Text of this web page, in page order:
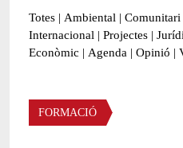
Totes | Ambiental | Comunitari
Internacional | Projectes |
Econòmic | Agenda | Opinió |
Àmbit de la notícia
FORMACIÓ